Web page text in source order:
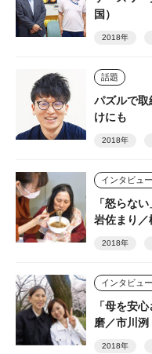
国）
2018年
話題
パズルで
けにも
2018年
「怒らな
岩佐まり／
2018年
「母を安
磨／市川洌
2018年